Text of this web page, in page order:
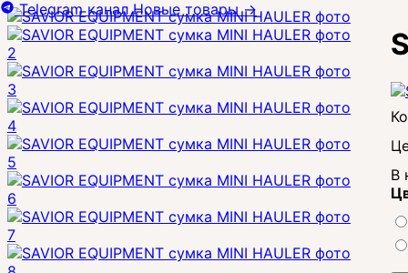
В
Telegram канал Новые товары→